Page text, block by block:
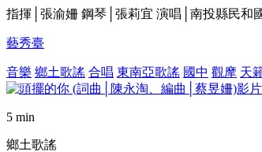
指揮│張渝姍 鋼琴│張莉宜 演唱│南投縣民
藝秀臺
音樂 鄉土歌謠 合唱 東南亞歌謠 國中 觀摩 天
5 min
鄉土歌謠